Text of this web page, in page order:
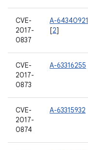
CVE-
2017-
0837
A-64340921
[2]
CVE-
2017-
0873
A-63316255
CVE-
2017-
0874
A-63315932